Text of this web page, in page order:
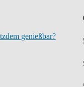
genießbar?